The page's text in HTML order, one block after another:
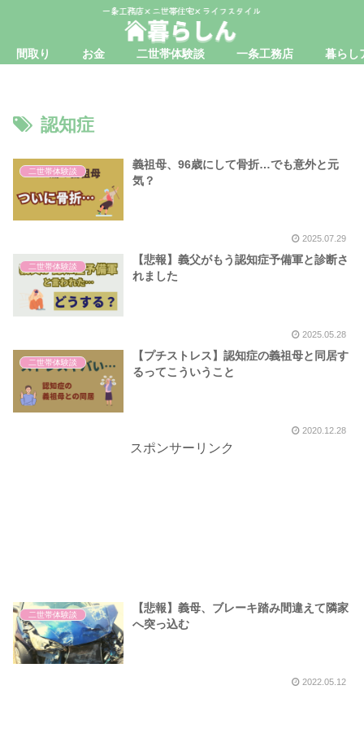
間取り お金 二世帯体験談 一条工務店 暮らし
認知症
二世帯体験談
義祖母、96歳にして骨折…でも意外と元
気？
2025.07.29
二世帯体験談
【悲報】義父がもう認知症予備軍と診断さ
れました
2025.05.28
二世帯体験談
【プチストレス】認知症の義祖母と同居す
るってこういうこと
2020.12.28
スポンサーリンク
二世帯体験談
【悲報】義母、ブレーキ踏み間違えて隣家
へ突っ込む
2022.05.12